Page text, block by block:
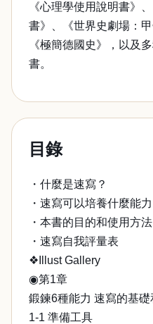
《心理學使用說明書》
書》、《世界史劇場：
《極簡德國史》，以及
書。
目錄
・什麼是速寫？
・速寫可以培養什麼能力
・本書的目的和使用方法
・速寫自我評量表
❖Illust Gallery
◉第1章
鍛鍊6種能力 速寫的基
1-1 準備工具